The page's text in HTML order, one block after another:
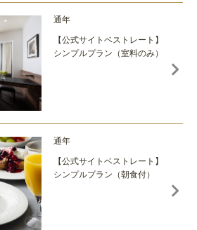
通年
【公式サイトベストレート】
シンプルプラン（室料のみ）
通年
【公式サイトベストレート】
シンプルプラン（朝食付）